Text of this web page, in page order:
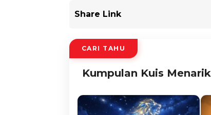
Share Link
CARI TAHU
Kumpulan Kuis Menarik